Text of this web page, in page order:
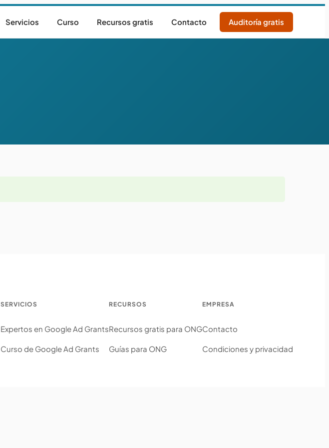
Servicios Curso Recursos gratis Contacto Auditoría gratis
SERVICIOS
Expertos en Google Ad Grants
Curso de Google Ad Grants
RECURSOS
Recursos gratis para ONG
Guías para ONG
EMPRESA
Contacto
Condiciones y privacidad